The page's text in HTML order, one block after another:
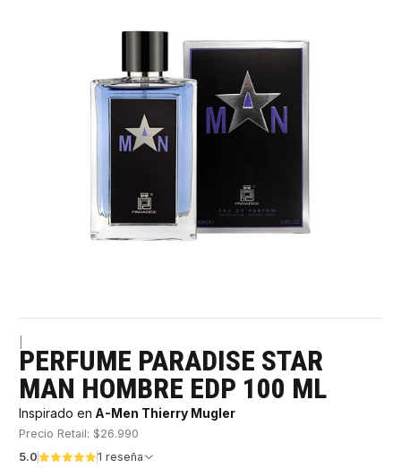
PERFUME PARADISE STAR
MAN HOMBRE EDP 100 ML
Inspirado en A-Men Thierry Mugler
Precio Retail: $26.990
5.0
1 reseña